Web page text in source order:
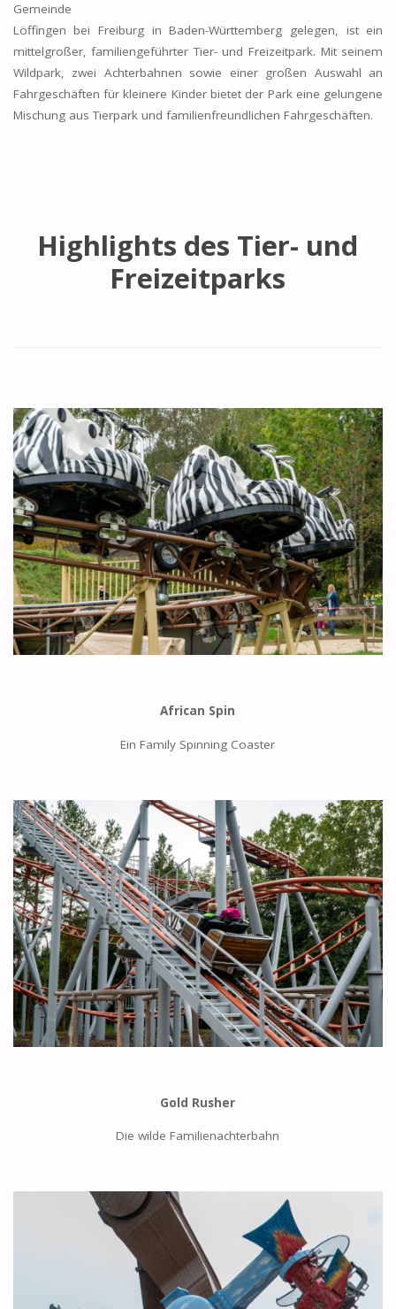
Gemeinde
Löffingen bei Freiburg in Baden-Württemberg gelegen, ist ein
mittelgroßer, familiengeführter Tier- und Freizeitpark. Mit seinem
Wildpark, zwei Achterbahnen sowie einer großen Auswahl an
Fahrgeschäften für kleinere Kinder bietet der Park eine gelungene
Mischung aus Tierpark und familienfreundlichen Fahrgeschäften.
Highlights des Tier- und
Freizeitparks
African Spin
Ein Family Spinning Coaster
Gold Rusher
Die wilde Familienachterbahn